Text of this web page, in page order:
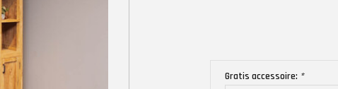
Gratis accessoire: *